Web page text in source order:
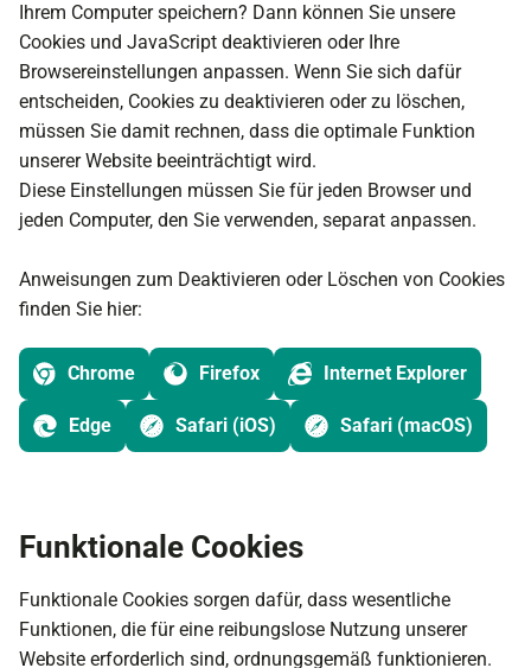
Ihrem Computer speichern? Dann können Sie unsere
Cookies und JavaScript deaktivieren oder Ihre
Browsereinstellungen anpassen. Wenn Sie sich dafür
entscheiden, Cookies zu deaktivieren oder zu löschen,
müssen Sie damit rechnen, dass die optimale Funktion
unserer Website beeinträchtigt wird.
Diese Einstellungen müssen Sie für jeden Browser und
jeden Computer, den Sie verwenden, separat anpassen.
Anweisungen zum Deaktivieren oder Löschen von Cookies
finden Sie hier:
Chrome Firefox Internet Explorer
Edge Safari (iOS) Safari (macOS)
Funktionale Cookies
Funktionale Cookies sorgen dafür, dass wesentliche
Funktionen, die für eine reibungslose Nutzung unserer
Website erforderlich sind, ordnungsgemäß funktionieren.